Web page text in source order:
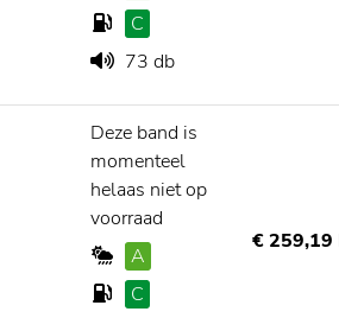
C
73 db
Deze band is
momenteel
helaas niet op
voorraad
A
C
€ 259,19